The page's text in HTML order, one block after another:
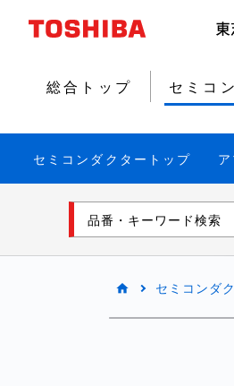
総合トップ セミコ
セミコンダクタートップ
品番・キーワード検索
セミコンダ